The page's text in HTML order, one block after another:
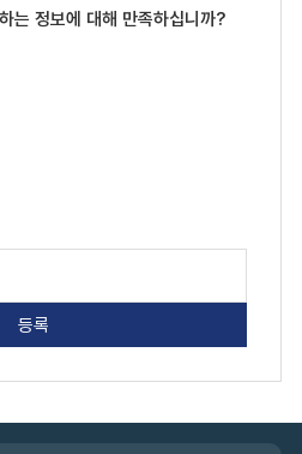
는 정보에 대해 만족하십니까?